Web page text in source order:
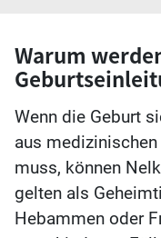
Warum
Wenn die Geburt
aus
muss, können
gelten als
Hebammen oder